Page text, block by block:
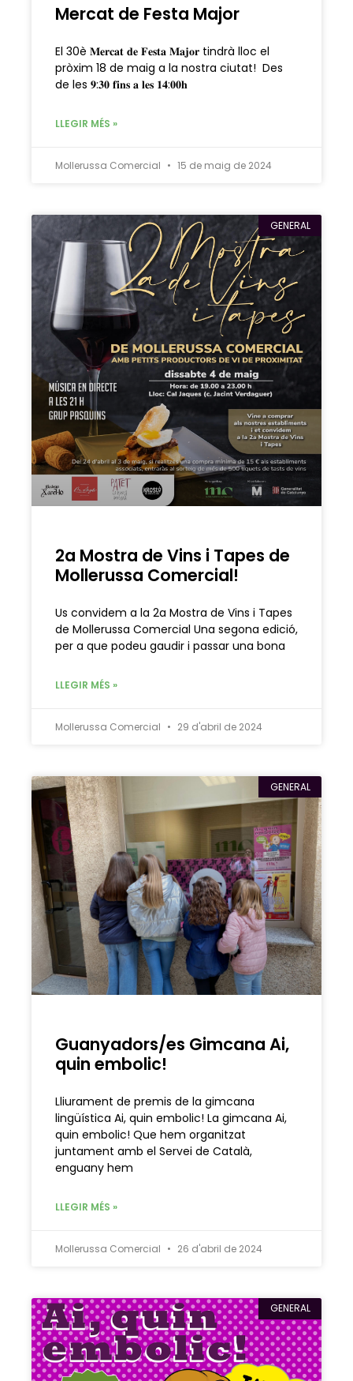
Mercat de Festa Major
El 30è 𝐌𝐞𝐫𝐜𝐚𝐭 𝐝𝐞 𝐅𝐞𝐬𝐭𝐚 𝐌𝐚𝐣𝐨𝐫 tindrà lloc el
pròxim 18 de maig a la nostra ciutat! Des
de les 𝟗:𝟑𝟎 𝐟𝐢𝐧𝐬 𝐚 𝐥𝐞𝐬 𝟏𝟒:𝟎𝟎𝐡
LLEGIR MÉS »
Mollerussa Comercial 15 de maig de 2024
GENERAL
2a Mostra de Vins i Tapes de
Mollerussa Comercial!
Us convidem a la 2a Mostra de Vins i Tapes
de Mollerussa Comercial Una segona edició,
per a que podeu gaudir i passar una bona
LLEGIR MÉS »
Mollerussa Comercial 29 d'abril de 2024
GENERAL
Guanyadors/es Gimcana Ai,
quin embolic!
Lliurament de premis de la gimcana
lingüística Ai, quin embolic! La gimcana Ai,
quin embolic! Que hem organitzat
juntament amb el Servei de Català,
enguany hem
LLEGIR MÉS »
Mollerussa Comercial 26 d'abril de 2024
GENERAL